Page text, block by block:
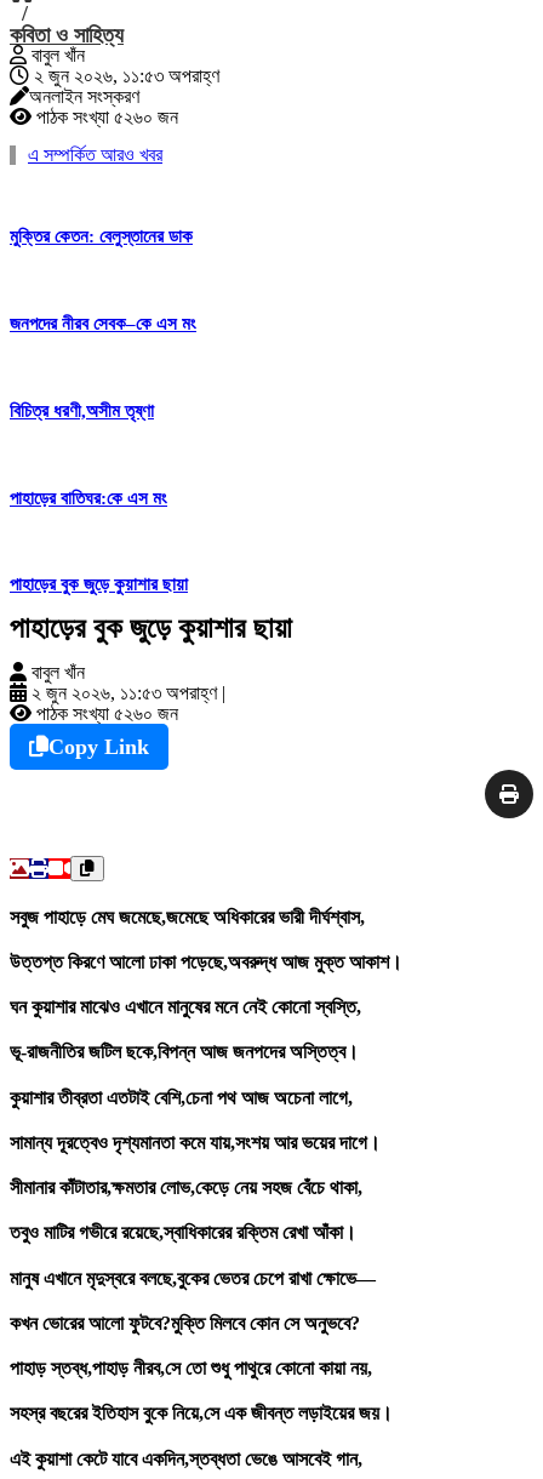
/
কবিতা ও সাহিত্য
বাবুল খাঁন
২ জুন ২০২৬, ১১:৫৩ অপরাহ্ণ
অনলাইন সংস্করণ
পাঠক সংখ্যা ৫২৬০ জন
এ সম্পর্কিত আরও খবর
মুক্তির কেতন: বেলুস্তানের ডাক
জনপদের নীরব সেবক–কে এস মং
বিচিত্র ধরণী,অসীম তৃষ্ণা
পাহাড়ের বাতিঘর:কে এস মং
পাহাড়ের বুক জুড়ে কুয়াশার ছায়া
পাহাড়ের বুক জুড়ে কুয়াশার ছায়া
বাবুল খাঁন
২ জুন ২০২৬, ১১:৫৩ অপরাহ্ণ |
পাঠক সংখ্যা ৫২৬০ জন
Copy Link
সবুজ পাহাড়ে মেঘ জমেছে,জমেছে অধিকারের ভারী দীর্ঘশ্বাস,
উত্তপ্ত কিরণে আলো ঢাকা পড়েছে,অবরুদ্ধ আজ মুক্ত আকাশ।
ঘন কুয়াশার মাঝেও এখানে মানুষের মনে নেই কোনো স্বস্তি,
ভূ-রাজনীতির জটিল ছকে,বিপন্ন আজ জনপদের অস্তিত্ব।
কুয়াশার তীব্রতা এতটাই বেশি,চেনা পথ আজ অচেনা লাগে,
সামান্য দূরত্বেও দৃশ্যমানতা কমে যায়,সংশয় আর ভয়ের দাগে।
সীমানার কাঁটাতার,ক্ষমতার লোভ,কেড়ে নেয় সহজ বেঁচে থাকা,
তবুও মাটির গভীরে রয়েছে,স্বাধিকারের রক্তিম রেখা আঁকা।
মানুষ এখানে মৃদুস্বরে বলছে,বুকের ভেতর চেপে রাখা ক্ষোভে—
কখন ভোরের আলো ফুটবে?মুক্তি মিলবে কোন সে অনুভবে?
পাহাড় স্তব্ধ,পাহাড় নীরব,সে তো শুধু পাথুরে কোনো কায়া নয়,
সহস্র বছরের ইতিহাস বুকে নিয়ে,সে এক জীবন্ত লড়াইয়ের জয়।
এই কুয়াশা কেটে যাবে একদিন,স্তব্ধতা ভেঙে আসবেই গান,